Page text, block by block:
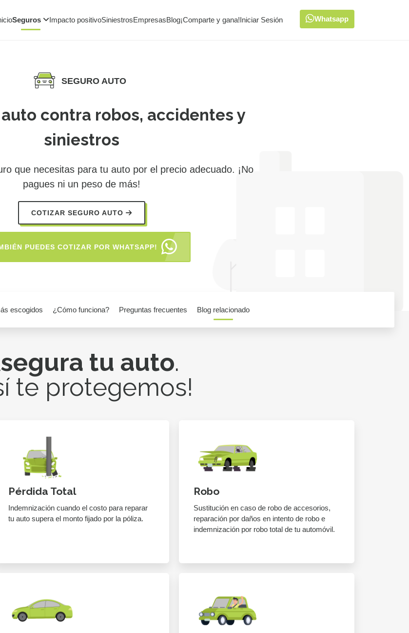
Seguros Impacto positivoSiniestrosEmpresasBlog¡Comparte y gana!Iniciar Sesión Whatsapp
SEGURO AUTO
contra robos, accidentes y
siniestros
que necesitas para tu auto por el precio adecuado. ¡No
pagues ni un peso de más!
COTIZAR SEGURO AUTO
PUEDES COTIZAR POR WHATSAPP!
escogidos ¿Cómo funciona? Preguntas frecuentes Blog relacionado
tu auto.
te protegemos!
Pérdida Total
Indemnización cuando el costo para reparar
tu auto supera el monto fijado por la póliza.
Robo
Sustitución en caso de robo de accesorios,
reparación por daños en intento de robo e
indemnización por robo total de tu automóvil.